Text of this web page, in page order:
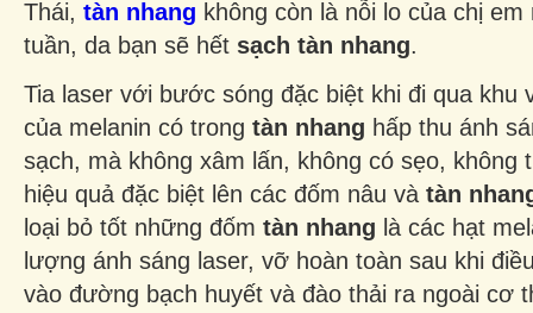
Thái, tàn nhang không còn là nỗi lo của chị
tuần, da bạn sẽ hết sạch tàn nhang.
Tia laser với bước sóng đặc biệt khi đi qua khu
của melanin có trong tàn nhang hấp thu ánh
sạch, mà không xâm lấn, không có sẹo, không
hiệu quả đặc biệt lên các đốm nâu và tàn
loại bỏ tốt những đốm tàn nhang là các hạt
lượng ánh sáng laser, vỡ hoàn toàn sau khi
vào đường bạch huyết và đào thải ra ngoài cơ